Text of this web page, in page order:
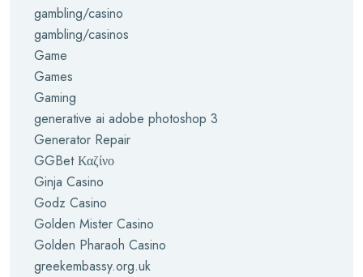
gambling/casino
gambling/casinos
Game
Games
Gaming
generative ai adobe photoshop 3
Generator Repair
GGBet Καζίνο
Ginja Casino
Godz Casino
Golden Mister Casino
Golden Pharaoh Casino
greekembassy.org.uk